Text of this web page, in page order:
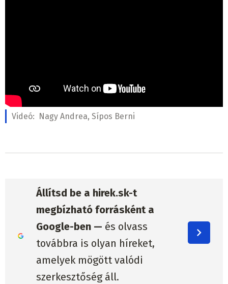
Videó: Nagy Andrea, Sípos Berni
Állítsd be a hirek.sk-t
megbízható forrásként a
Google-ben — és olvass
továbbra is olyan híreket,
amelyek mögött valódi
szerkesztőség áll.